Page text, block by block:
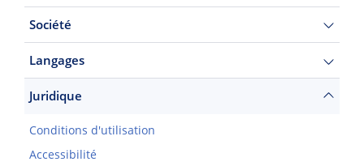
Société
Langages
Juridique
Conditions d'utilisation
Accessibilité